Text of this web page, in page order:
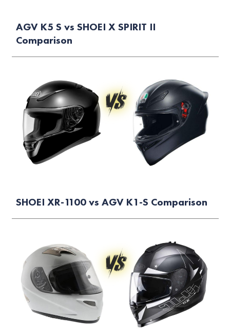
AGV K5 S vs SHOEI X SPIRIT II
Comparison
SHOEI XR-1100 vs AGV K1-S Comparison